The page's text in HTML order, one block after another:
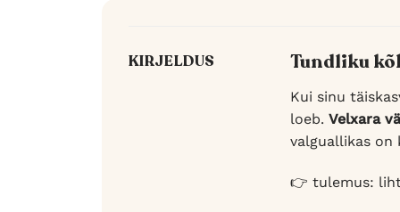
KIRJELDUS Tundliku
Kui sinu
loeb.Velxara
valguallikas on
👉 tulemus: